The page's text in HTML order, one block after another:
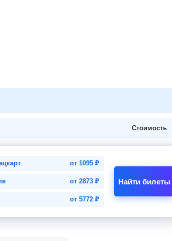
Стоимость
от 1095 ₽
от 2873 ₽
от 5772 ₽
Найти билеты